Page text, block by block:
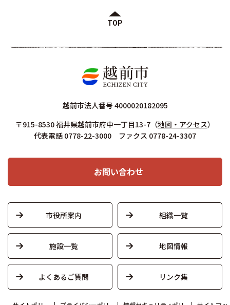
TOP
越前市法人番号 4000020182095
〒915-8530 福井県越前市府中一丁目13-7 （地図・アクセス）
代表電話 0778-22-3000 ファクス 0778-24-3307
お問い合わせ
市役所案内 組織一覧
施設一覧 地図情報
よくあるご質問 リンク集